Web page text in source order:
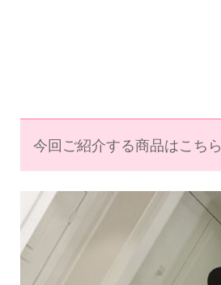
今回ご紹介する商品はこちら